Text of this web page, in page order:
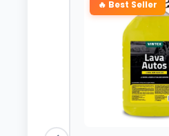
🔥 Best Seller